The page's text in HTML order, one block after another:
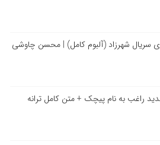
سریال شهرزاد (آلبوم کامل) | محسن چاوشی
راغب به نام پیچک + متن کامل ترانه